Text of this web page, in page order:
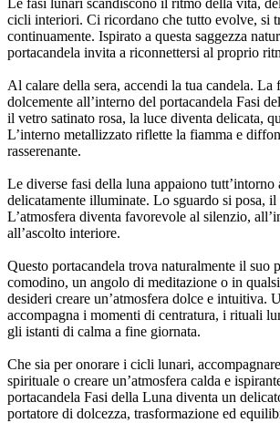
Le fasi lunari scandiscono il ritmo della vita,
cicli interiori. Ci ricordano che tutto evolve, si
continuamente. Ispirato a questa saggezza
portacandela invita a riconnettersi al proprio
Al calare della sera, accendi la tua candela. La
dolcemente all’interno del portacandela Fasi
il vetro satinato rosa, la luce diventa delicata,
L’interno metallizzato riflette la fiamma e
rasserenante.
Le diverse fasi della luna appaiono tutt’intorno
delicatamente illuminate. Lo sguardo si posa, il
L’atmosfera diventa favorevole al silenzio,
all’ascolto interiore.
Questo portacandela trova naturalmente il suo
comodino, un angolo di meditazione o in
desideri creare un’atmosfera dolce e intuitiva.
accompagna i momenti di centratura, i rituali
gli istanti di calma a fine giornata.
Che sia per onorare i cicli lunari,
spirituale o creare un’atmosfera calda e
portacandela Fasi della Luna diventa un
portatore di dolcezza, trasformazione ed